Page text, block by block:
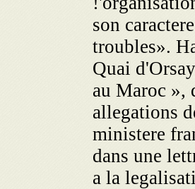
son
troubles».
Quai
au Maroc »,
allegations
ministere
dans une
a la